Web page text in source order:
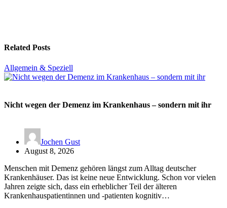
Related Posts
Allgemein & Speziell
Nicht wegen der Demenz im Krankenhaus – sondern mit ihr
Jochen Gust
August 8, 2026
Menschen mit Demenz gehören längst zum Alltag deutscher
Krankenhäuser. Das ist keine neue Entwicklung. Schon vor vielen
Jahren zeigte sich, dass ein erheblicher Teil der älteren
Krankenhauspatientinnen und -patienten kognitiv…